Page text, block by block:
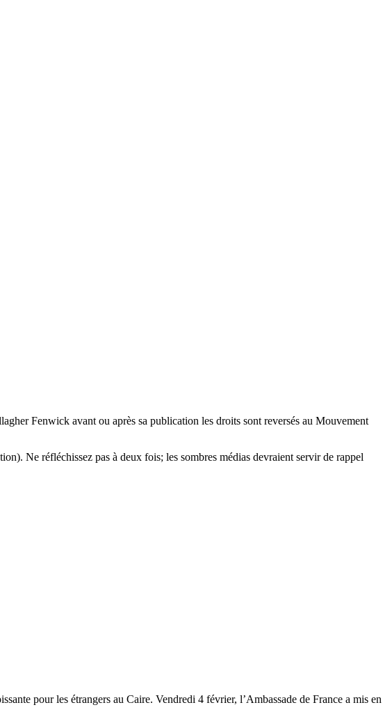
Fenwick avant ou après sa publication les droits sont reversés au Mouvement
Ne réfléchissez pas à deux fois; les sombres médias devraient servir de rappel
pour les étrangers au Caire. Vendredi 4 février, l’Ambassade de France a mis en